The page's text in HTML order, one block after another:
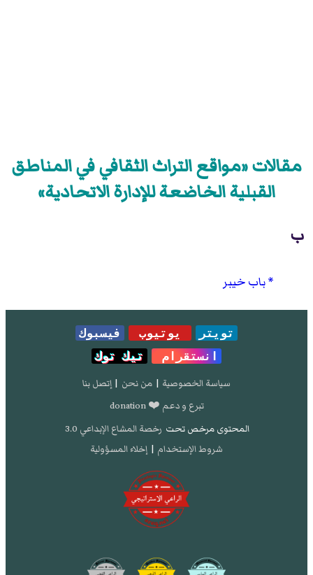
مقالات «مواقع التراث الثقافي في المناطق
القبلية الخاضعة للإدارة الاتحادية»
ب
باب خيبر
تويتر يوتيوب
فيسبوك
انستقرام
تيك توك
سياسة الخصوصية | من نحن | إتصل بنا
تبرع و دعم ❤️ donation
المحتوى مرخص تحت رخصة المشاع الإبداعي 3.0
شروط الإستخدام | إخلاء المسؤولية